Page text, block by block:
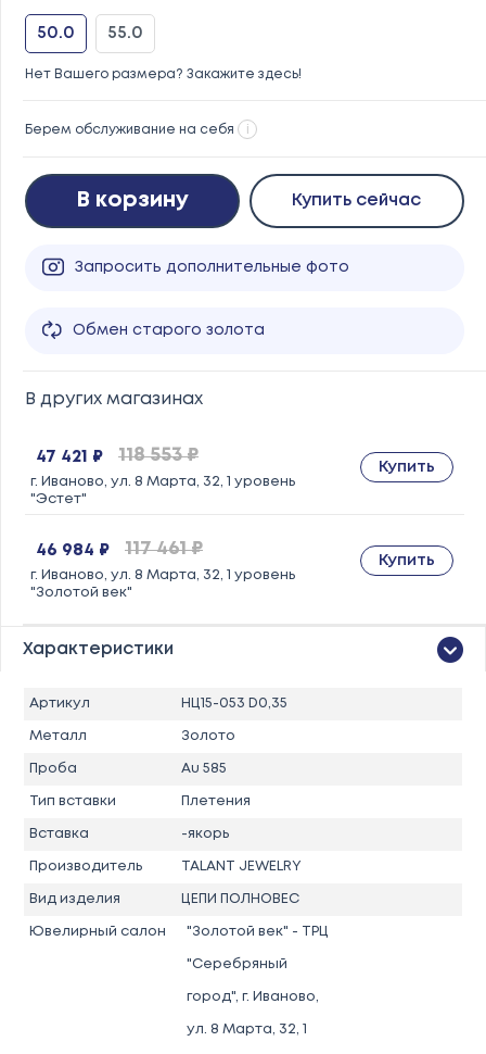
50.0 55.0
Нет Вашего размера? Закажите здесь!
Берем обслуживание на себя i
В корзину Купить сейчас
Запросить дополнительные фото
Обмен старого золота
В других магазинах
47 421 ₽ 118 553 ₽
г. Иваново, ул. 8 Марта, 32, 1 уровень
"Эстет"
Купить
46 984 ₽ 117 461 ₽
г. Иваново, ул. 8 Марта, 32, 1 уровень
"Золотой век"
Купить
Характеристики
Артикул НЦ15-053 D0,35
Металл Золото
Проба Au 585
Тип вставки Плетения
Вставка -якорь
Производитель TALANT JEWELRY
Вид изделия ЦЕПИ ПОЛНОВЕС
Ювелирный салон "Золотой век" - ТРЦ
"Серебряный
город", г. Иваново,
ул. 8 Марта, 32, 1